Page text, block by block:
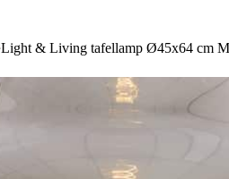
Light & Living tafellamp Ø45x64 cm